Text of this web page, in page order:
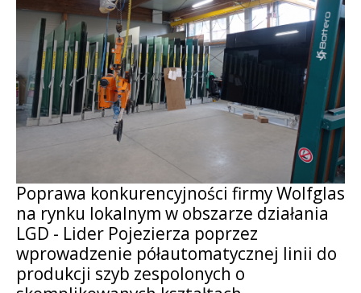
Poprawa konkurencyjności firmy Wolfglas
na rynku lokalnym w obszarze działania
LGD - Lider Pojezierza poprzez
wprowadzenie półautomatycznej linii do
produkcji szyb zespolonych o